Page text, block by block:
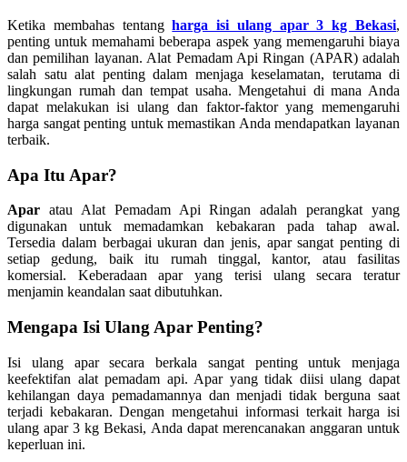
Ketika membahas tentangharga isi ulang apar 3 kg Bekasi,
penting untuk memahami beberapa aspek yang memengaruhi biaya
dan pemilihan layanan. Alat Pemadam Api Ringan (APAR) adalah
salah satu alat penting dalam menjaga keselamatan, terutama di
lingkungan rumah dan tempat usaha. Mengetahui di mana Anda
dapat melakukan isi ulang dan faktor-faktor yang memengaruhi
harga sangat penting untuk memastikan Anda mendapatkan layanan
terbaik.
Apa Itu Apar?
Apar atau Alat Pemadam Api Ringan adalah perangkat yang
digunakan untuk memadamkan kebakaran pada tahap awal.
Tersedia dalam berbagai ukuran dan jenis, apar sangat penting di
setiap gedung, baik itu rumah tinggal, kantor, atau fasilitas
komersial. Keberadaan apar yang terisi ulang secara teratur
menjamin keandalan saat dibutuhkan.
Mengapa Isi Ulang Apar Penting?
Isi ulang apar secara berkala sangat penting untuk menjaga
keefektifan alat pemadam api. Apar yang tidak diisi ulang dapat
kehilangan daya pemadamannya dan menjadi tidak berguna saat
terjadi kebakaran. Dengan mengetahui informasi terkait harga isi
ulang apar 3 kg Bekasi, Anda dapat merencanakan anggaran untuk
keperluan ini.